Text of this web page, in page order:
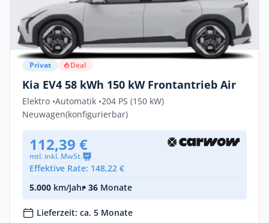
Privat Deal
Kia EV4 58 kWh 150 kW Frontantrieb Air
Elektro •Automatik •204 PS (150 kW)
Neuwagen(konfigurierbar)
112,39 €
mtl. inkl. MwSt.
Effektive Rate: 148,22 €
5.000 km/Jahr• 36 Monate
Lieferzeit: ca. 5 Monate